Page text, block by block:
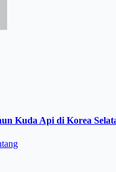
Kuda Api di Korea